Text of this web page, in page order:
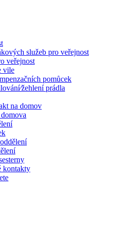
služeb pro veřejnost
veřejnost
vile
pomůcek
prádla
na domov
kontakty